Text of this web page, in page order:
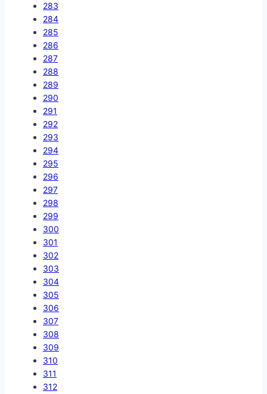
283
284
285
286
287
288
289
290
291
292
293
294
295
296
297
298
299
300
301
302
303
304
305
306
307
308
309
310
311
312